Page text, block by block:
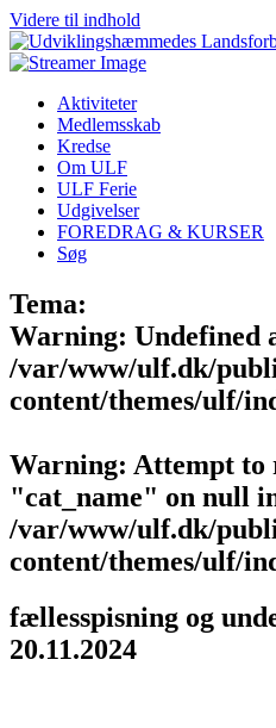
Videre til indhold
Aktiviteter
Medlemsskab
Kredse
Om ULF
ULF Ferie
Udgivelser
FOREDRAG & KURSER
Søg
Tema:
Warning: Undefined
/var/www/ulf.dk/
content/themes/ulf/
Warning: Attempt to
"cat_name" on null
/var/www/ulf.dk/
content/themes/ulf/
fællesspisning og
20.11.2024